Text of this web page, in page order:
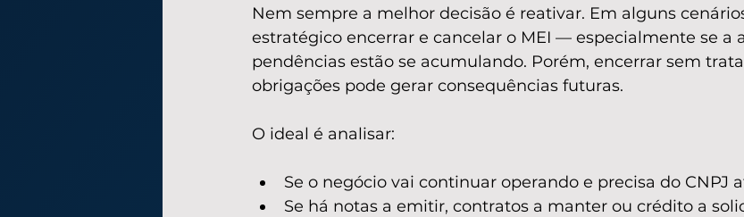
Nem sempre a melhor decisão é reativar. Em alguns
estratégico encerrar e cancelar o MEI — especialmente se a
pendências estão se acumulando. Porém, encerrar sem
obrigações pode gerar consequências futuras.
O ideal é analisar:
Se o negócio vai continuar operando e precisa do CNPJ
Se há notas a emitir, contratos a manter ou crédito a